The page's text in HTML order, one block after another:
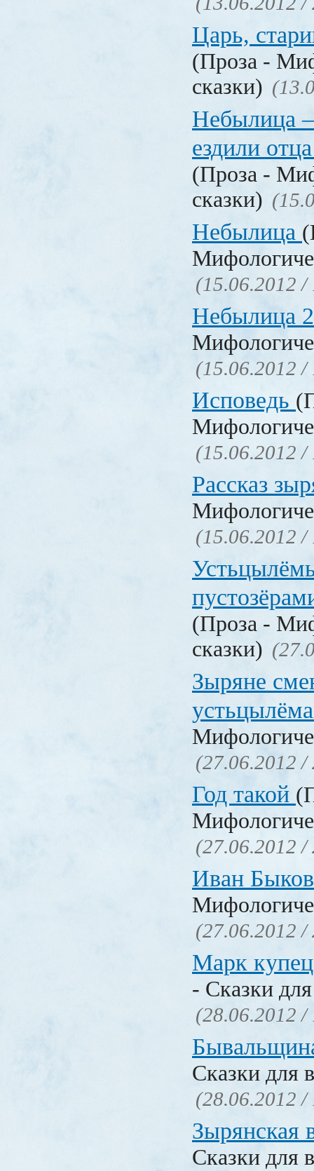
Царь,
(Проза -
сказки)
Небылица
ездили
(Проза -
сказки)
Небылица
(15.06.2012 /
Небылица 2
(15.06.2012 /
Исповедь
(15.06.2012 /
Рассказ
(15.06.2012 /
(Проза -
сказки)
Зыряне
(27.06.2012 /
Год такой
(27.06.2012 /
Иван
(27.06.2012 /
Марк
- Сказки
(28.06.2012 /
Сказки для
(28.06.2012 /
Зырянская
Сказки для